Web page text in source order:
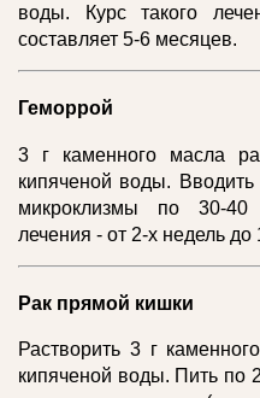
воды. Курс такого
составляет 5-6 месяцев.
Геморрой
3 г каменного масла
кипяченой воды.
микроклизмы по 30-
лечения - от 2-х недель до
Рак прямой кишки
Растворить 3 г
кипяченой воды. Пить по